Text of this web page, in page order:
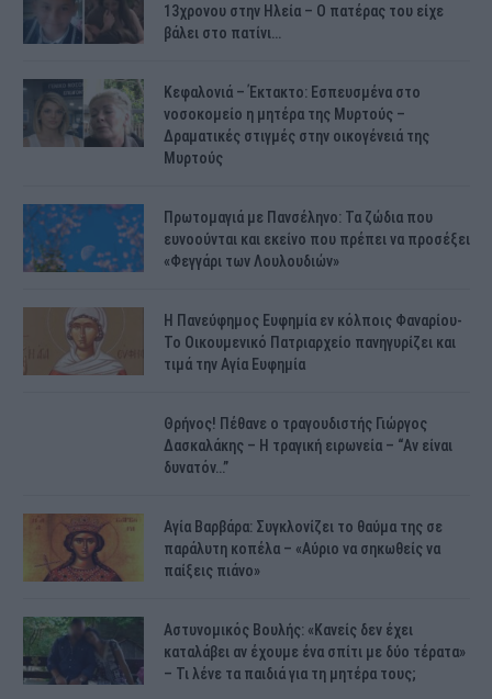
13χρονου στην Ηλεία – Ο πατέρας του είχε
βάλει στο πατίνι…
Κεφαλονιά – Έκτακτο: Εσπευσμένα στο
νοσοκομείο η μητέρα της Μυρτούς –
Δραματικές στιγμές στην οικογένειά της
Μυρτούς
Πρωτομαγιά με Πανσέληνο: Τα ζώδια που
ευνοούνται και εκείνο που πρέπει να προσέξει
«Φεγγάρι των Λουλουδιών»
H Πανεύφημος Ευφημία εν κόλποις Φαναρίου-
Το Οικουμενικό Πατριαρχείο πανηγυρίζει και
τιμά την Αγία Ευφημία
Θρήνος! Πέθανε ο τραγουδιστής Γιώργος
Δασκαλάκης – Η τραγική ειρωνεία – “Αν είναι
δυνατόν…”
Αγία Βαρβάρα: Συγκλονίζει το θαύμα της σε
παράλυτη κοπέλα – «Αύριο να σηκωθείς να
παίξεις πιάνο»
Αστυνομικός Bουλής: «Κανείς δεν έχει
καταλάβει αν έχουμε ένα σπίτι με δύο τέρατα»
– Τι λένε τα παιδιά για τη μητέρα τους;